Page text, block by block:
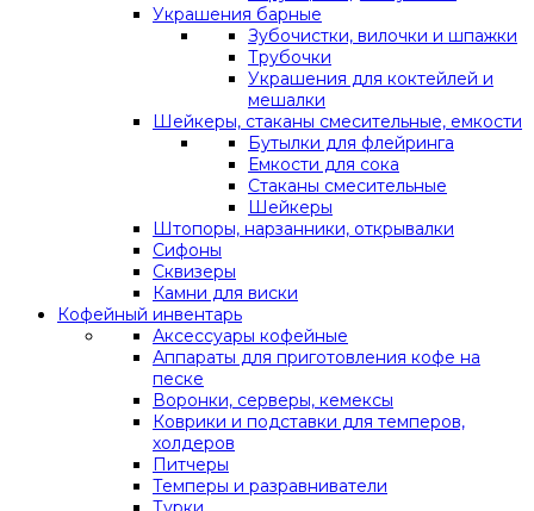
Украшения барные
Зубочистки, вилочки и шпажки
Трубочки
Украшения для коктейлей и
мешалки
Шейкеры, стаканы смесительные, емкости
Бутылки для флейринга
Емкости для сока
Стаканы смесительные
Шейкеры
Штопоры, нарзанники, открывалки
Сифоны
Сквизеры
Камни для виски
Кофейный инвентарь
Аксессуары кофейные
Аппараты для приготовления кофе на
песке
Воронки, серверы, кемексы
Коврики и подставки для темперов,
холдеров
Питчеры
Темперы и разравниватели